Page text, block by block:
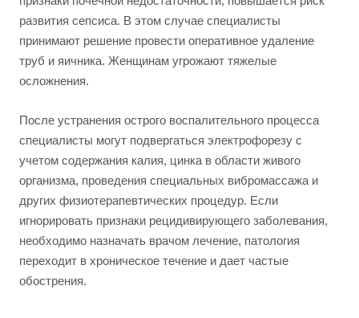
развития сепсиса. В этом случае специалисты
принимают решение провести оперативное удаление
труб и яичника. Женщинам угрожают тяжелые
осложнения.
После устранения острого воспалительного процесса
специалисты могут подвергаться электрофорезу с
учетом содержания калия, цинка в области живого
организма, проведения специальных вибромассажа и
других физиотерапевтических процедур. Если
игнорировать признаки рецидивирующего заболевания,
необходимо назначать врачом лечение, патология
переходит в хроническое течение и дает частые
обострения.